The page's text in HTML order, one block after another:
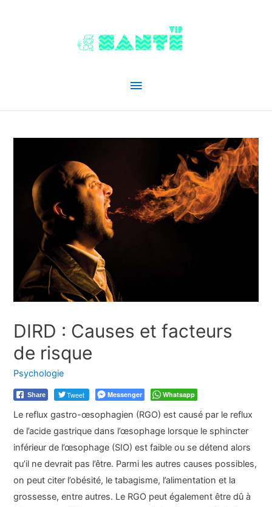
Menu
DIRD : Causes et facteurs
de risque
Psychologie
Share Tweet Messenger Whatsapp
Le reflux gastro-œsophagien (RGO) est causé par le reflux
de l’acide gastrique dans l’œsophage lorsque le sphincter
inférieur de l’œsophage (SIO) est faible ou se détend alors
qu’il ne devrait pas l’être. Parmi les autres causes possibles,
on peut citer l’obésité, le tabagisme, l’alimentation et la
grossesse, entre autres. Le RGO peut également être dû à